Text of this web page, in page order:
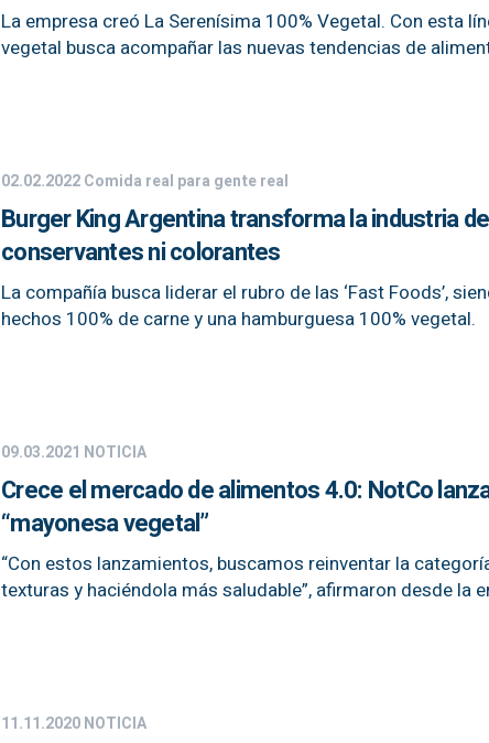
La empresa creó La Serenísima 100% Vegetal. Con esta
vegetal busca acompañar las nuevas tendencias de
02.02.2022Comida real para gente real
Burger King Argentina transforma la industria
conservantes ni colorantes
La compañía busca liderar el rubro de las ‘Fast Foods’,
hechos 100% de carne y una hamburguesa 100% vegetal.
09.03.2021 NOTICIA
Crece el mercado de alimentos 4.0: NotCo
“mayonesa vegetal”
“Con estos lanzamientos, buscamos reinventar la
texturas y haciéndola más saludable”, afirmaron desde la
11.11.2020NOTICIA